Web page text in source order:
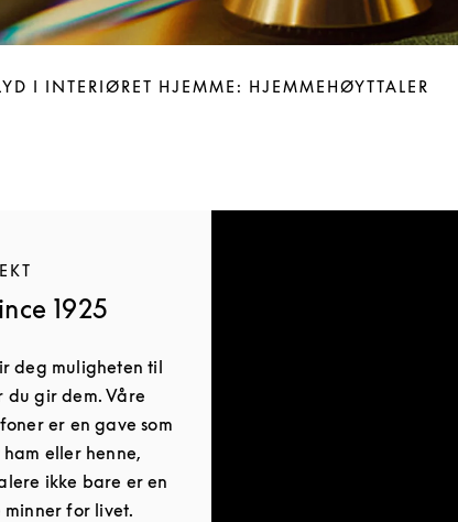
I INTERIØRET HJEMME: HJEMMEHØYTTALER
1925
deg muligheten til
gir dem. Våre
er en gave som
eller henne,
ikke bare er en
for livet.